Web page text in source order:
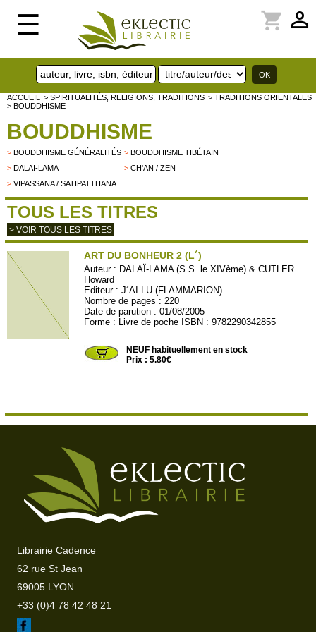
☰ perm_identity
shopping_cart
ACCUEIL > SPIRITUALITÉS, RELIGIONS, TRADITIONS > TRADITIONS ORIENTALES
> BOUDDHISME
BOUDDHISME
> BOUDDHISME GÉNÉRALITÉS >BOUDDHISME TIBÉTAIN
> DALAÏ-LAMA >CH'AN / ZEN
> VIPASSANA / SATIPATTHANA
TOUS LES TITRES
> VOIR TOUS LES TITRES
ART DU BONHEUR 2 (L´)
Auteur : DALAÏ-LAMA (S.S. le XIVème) & CUTLER
Howard
Editeur :J´AI LU (FLAMMARION)
Nombre de pages : 220
Date de parution : 01/08/2005
Forme : Livre de poche ISBN : 9782290342855
NEUF habituellement en stock
Prix : 5.80€
Librairie Cadence
62 rue St Jean
69005 LYON
+33 (0)4 78 42 48 21